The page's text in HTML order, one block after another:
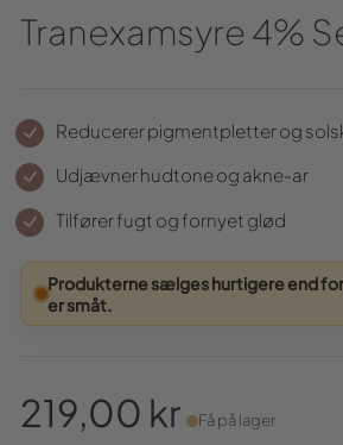
Tranexamsyre 4%
Reducerer pigmentpletter og
Udjævner hudtone og akne-ar
Tilfører fugt og fornyet glød
Produkterne sælges hurtigere end
er småt.
219,00 kr Få på lager